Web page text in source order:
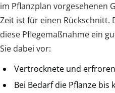
im Pflanzplan vorgesehenen
Zeit ist für einen Rückschnitt.
diese Pflegemaßnahme ein
Sie dabei vor:
Vertrocknete und
Bei Bedarf die Pflanze bis